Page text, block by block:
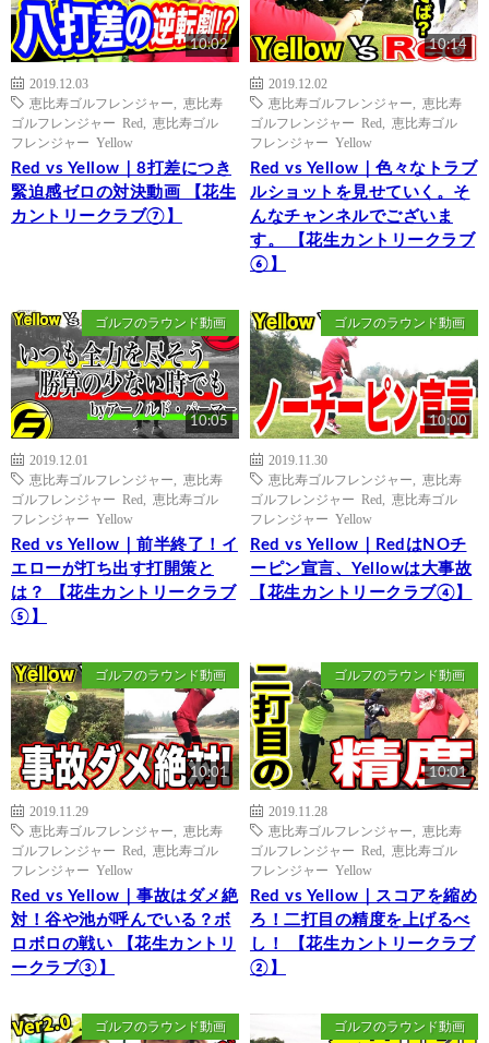
10:02
2019.12.03
恵比寿ゴルフレンジャー
恵比寿
ゴルフレンジャー Red
恵比寿ゴル
フレンジャー Yellow
Red vs Yellow｜8打差につき
緊迫感ゼロの対決動画 【花生
カントリークラブ⑦】
10:14
2019.12.02
恵比寿ゴルフレンジャー
恵比寿
ゴルフレンジャー Red
恵比寿ゴル
フレンジャー Yellow
Red vs Yellow｜色々なトラブ
ルショットを見せていく。そ
んなチャンネルでございま
す。 【花生カントリークラブ
⑥】
ゴルフのラウンド動画
10:05
2019.12.01
恵比寿ゴルフレンジャー
恵比寿
ゴルフレンジャー Red
恵比寿ゴル
フレンジャー Yellow
Red vs Yellow｜前半終了！イ
エローが打ち出す打開策と
は？ 【花生カントリークラブ
⑤】
ゴルフのラウンド動画
10:00
2019.11.30
恵比寿ゴルフレンジャー
恵比寿
ゴルフレンジャー Red
恵比寿ゴル
フレンジャー Yellow
Red vs Yellow｜RedはNOチ
ーピン宣言、Yellowは大事故
【花生カントリークラブ④】
ゴルフのラウンド動画
10:01
2019.11.29
恵比寿ゴルフレンジャー
恵比寿
ゴルフレンジャー Red
恵比寿ゴル
フレンジャー Yellow
Red vs Yellow｜事故はダメ絶
対！谷や池が呼んでいる？ボ
ロボロの戦い 【花生カントリ
ークラブ③】
ゴルフのラウンド動画
10:01
2019.11.28
恵比寿ゴルフレンジャー
恵比寿
ゴルフレンジャー Red
恵比寿ゴル
フレンジャー Yellow
Red vs Yellow｜スコアを縮め
ろ！二打目の精度を上げるべ
し！ 【花生カントリークラブ
②】
ゴルフのラウンド動画 ゴルフのラウンド動画